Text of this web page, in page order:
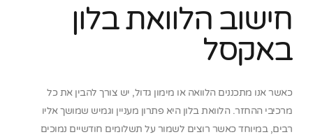
חישוב הלוואת בלון
באקסל
כאשר אנו מתכננים הלוואה או מימון גדול, יש צורך להבין את כל
מרכיבי ההחזר. הלוואת בלון היא פתרון מעניין וגמיש שמושך אליו
רבים, במיוחד כאשר רוצים לשמור על תשלומים חודשיים נמוכים